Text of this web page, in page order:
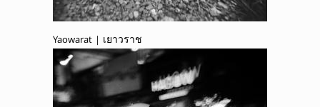
Yaowarat | เยาวราช